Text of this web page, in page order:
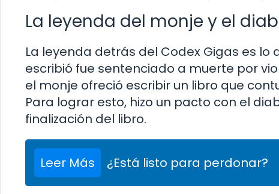
La leyenda del monje y el
La leyenda detrás del Codex Gigas es
escribió fue sentenciado a muerte por
el monje ofreció escribir un libro que
Para lograr esto, hizo un pacto con el
finalización del libro.
Leer Más ¿Está listo para perdonar?